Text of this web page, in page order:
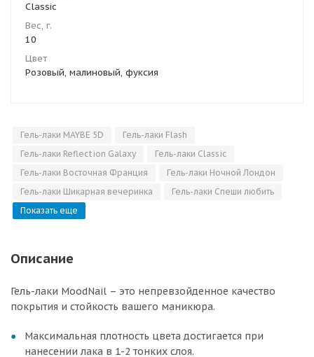
Сlassic
Вес, г.
10
Цвет
Розовый, малиновый, фуксия
Гель-лаки MAYBE 5D
Гель-лаки Flash
Гель-лаки Reflection Galaxy
Гель-лаки Classic
Гель-лаки Восточная Франция
Гель-лаки Ночной Лондон
Гель-лаки Шикарная вечеринка
Гель-лаки Спеши любить
Показать еще
Описание
Гель-лаки MoodNail – это непревзойденное качество
покрытия и стойкость вашего маникюра.
Максимальная плотность цвета достигается при
нанесении лака в 1-2 тонких слоя.